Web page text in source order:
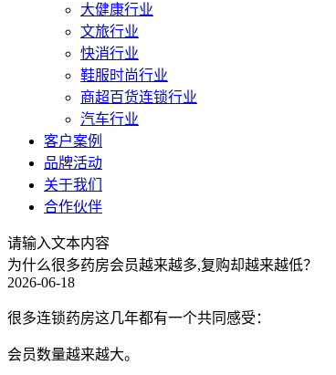
大健康行业
文旅行业
快消行业
鞋服时尚行业
商超百货连锁行业
汽车行业
客户案例
品牌活动
关于我们
合作伙伴
请输入文本内容
为什么很多药房会员越来越多,复购却越来越低？
2026-06-18
很多连锁药房这几年都有一个共同感受：
会员数量越来越大。